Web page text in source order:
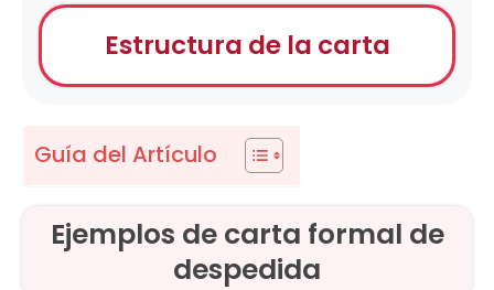
Estructura de la carta
Guía del Artículo
Ejemplos de carta formal de
despedida